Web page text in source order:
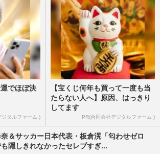
でほぼ決
ジタルファーム )
【宝くじ何年も買って一度も当
たらない人へ】原因、はっきり
してます
PR(合同会社デジタルファーム )
奈＆サッカー日本代表・板倉滉「匂わせゼロ
隠しきれなかったセレブすぎ...